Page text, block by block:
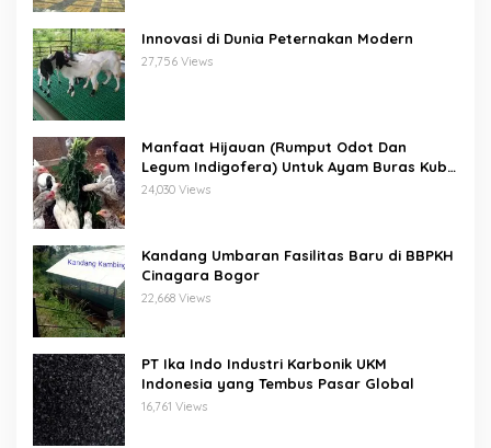
Innovasi di Dunia Peternakan Modern
27,756 Views
Manfaat Hijauan (Rumput Odot Dan
Legum Indigofera) Untuk Ayam Buras Kub
Dan Sensi
24,030 Views
Kandang Umbaran Fasilitas Baru di BBPKH
Cinagara Bogor
22,668 Views
PT Ika Indo Industri Karbonik UKM
Indonesia yang Tembus Pasar Global
16,761 Views